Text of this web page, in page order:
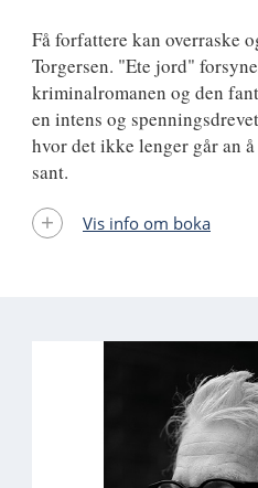
Få forfattere kan overraske
Torgersen. "Ete jord"
kriminalromanen og den
en intens og
hvor det ikke lenger går an
sant.
Vis info om boka